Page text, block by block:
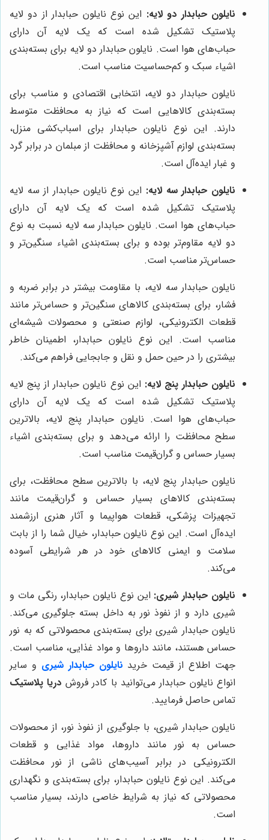
نایلون حبابدار دو لایه: این نوع نایلون حبابدار از دو لایه
پلاستیک تشکیل شده است که یک لایه آن دارای
حباب‌های هوا است. نایلون حبابدار دو لایه برای بسته‌بندی
اشیاء سبک و کم‌حساسیت مناسب است.
نایلون حبابدار دو لایه، انتخابی اقتصادی و مناسب برای
بسته‌بندی کالاهایی است که نیاز به محافظت متوسط
دارند. این نوع نایلون حبابدار برای اسباب‌کشی منزل،
بسته‌بندی لوازم آشپزخانه و محافظت از مبلمان در برابر گرد
و غبار ایده‌آل است.
نایلون حبابدار سه لایه: این نوع نایلون حبابدار از سه لایه
پلاستیک تشکیل شده است که یک لایه آن دارای
حباب‌های هوا است. نایلون حبابدار سه لایه نسبت به نوع
دو لایه مقاوم‌تر بوده و برای بسته‌بندی اشیاء سنگین‌تر و
حساس‌تر مناسب است.
نایلون حبابدار سه لایه، با مقاومت بیشتر در برابر ضربه و
فشار، برای بسته‌بندی کالاهای سنگین‌تر و حساس‌تر مانند
قطعات الکترونیکی، لوازم صنعتی و محصولات شیشه‌ای
مناسب است. این نوع نایلون حبابدار، اطمینان خاطر
بیشتری را در حین حمل و نقل و جابجایی فراهم می‌کند.
نایلون حبابدار پنج لایه: این نوع نایلون حبابدار از پنج لایه
پلاستیک تشکیل شده است که یک لایه آن دارای
حباب‌های هوا است. نایلون حبابدار پنج لایه، بالاترین
سطح محافظت را ارائه می‌دهد و برای بسته‌بندی اشیاء
بسیار حساس و گران‌قیمت مناسب است.
نایلون حبابدار پنج لایه، با بالاترین سطح محافظت، برای
بسته‌بندی کالاهای بسیار حساس و گران‌قیمت مانند
تجهیزات پزشکی، قطعات هواپیما و آثار هنری ارزشمند
ایده‌آل است. این نوع نایلون حبابدار، خیال شما را از بابت
سلامت و ایمنی کالاهای خود در هر شرایطی آسوده
می‌کند.
نایلون حبابدار شیری: این نوع نایلون حبابدار، رنگی مات و
شیری دارد و از نفوذ نور به داخل بسته جلوگیری می‌کند.
نایلون حبابدار شیری برای بسته‌بندی محصولاتی که به نور
حساس هستند، مانند داروها و مواد غذایی، مناسب است.
جهت اطلاع از قیمت خرید نایلون حبابدار شیری و سایر
انواع نایلون حبابدار می‌توانید با کادر فروش دریا پلاستیک
تماس حاصل فرمایید.
نایلون حبابدار شیری، با جلوگیری از نفوذ نور، از محصولات
حساس به نور مانند داروها، مواد غذایی و قطعات
الکترونیکی در برابر آسیب‌های ناشی از نور محافظت
می‌کند. این نوع نایلون حبابدار، برای بسته‌بندی و نگهداری
محصولاتی که نیاز به شرایط خاصی دارند، بسیار مناسب
است.